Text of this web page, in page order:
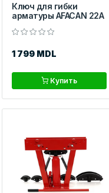
Ключ для гибки
арматуры AFACAN 22А
1 799 MDL
Купить